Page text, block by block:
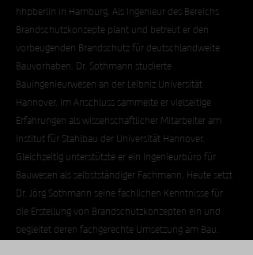
hhpberlin in Hamburg. Als Ingenieur des Bereichs
Brandschutzkonzepte plant und betreut er den
vorbeugenden Brandschutz für deutschlandweite
Bauvorhaben. Dr. Sothmann studierte
Bauingenieurwesen an der Leibniz Universität
Hannover. Im Anschluss sammelte er vielseitige
Erfahrungen als wissenschaftlicher Mitarbeiter am
Institut für Stahlbau der Universität Hannover.
Gleichzeitig unterstützte er ein Ingenieurbüro für
Bauwesen als selbstständiger Fachmann. Heute setzt
Dr. Jörg Sothmann seine fachlichen Kenntnisse für
die Erstellung von Brandschutzkonzepten ein und
begleitet deren fachgerechte Umsetzung am Bau.